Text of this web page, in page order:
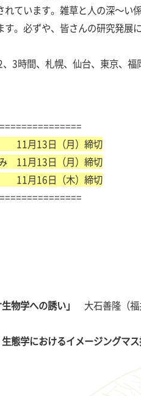
ています。雑草と人の深～い
。必ずや、皆さんの研究発展
3時間、札幌、仙台、東京、
11月13日（月）締切
11月13日（月）締切
月16日（木）締切
物学への誘い」 大石善隆（福
態学におけるイメージング